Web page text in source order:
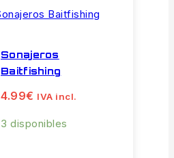
Sonajeros
Baitfishing
4.99€ IVA incl.
3 disponibles